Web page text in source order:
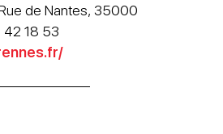
de Nantes, 35000
18 53